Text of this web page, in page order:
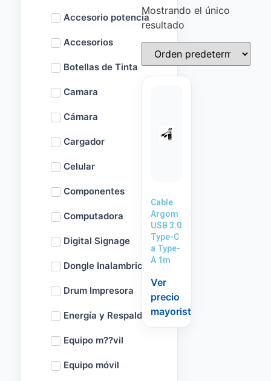
Accesorio potencia
Accesorios
Botellas de Tinta
Camara
Cámara
Cargador
Celular
Componentes
Computadora
Digital Signage
Dongle Inalambrico
Drum Impresora
Energía y Respaldo
Equipo m??vil
Equipo móvil
Mostrando el único
resultado
Cable
Argom
USB 3.0
Type-C
a Type-
A 1m
Ver
precio
mayorista